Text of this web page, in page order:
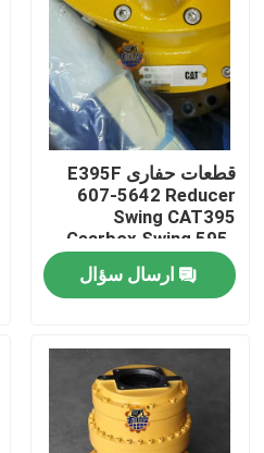
تور کارخانه
کنترل کیفیت
با ما تماس بگیرید
اخبار
درخواست نقل قول
موتور محرک نهایی بیل مکانیکی
موتور تاب بیل مکانیکی
قطعات حفاری E395F
607-5642 Reducer
Swing CAT395
Gearbox Swing 595-
9502 برای حفاری
ارسال سؤال